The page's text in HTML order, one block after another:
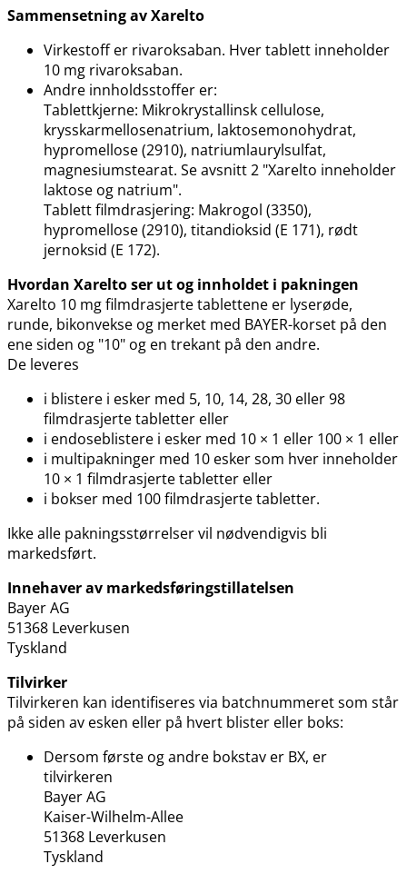
Sammensetning av Xarelto
Virkestoff er rivaroksaban. Hver tablett inneholder
10 mg rivaroksaban.
Andre innholdsstoffer er:
Tablettkjerne: Mikrokrystallinsk cellulose,
krysskarmellosenatrium, laktosemonohydrat,
hypromellose (2910), natriumlaurylsulfat,
magnesiumstearat. Se avsnitt 2 "Xarelto inneholder
laktose og natrium".
Tablett filmdrasjering: Makrogol (3350),
hypromellose (2910), titandioksid (E 171), rødt
jernoksid (E 172).
Hvordan Xarelto ser ut og innholdet i pakningen
Xarelto 10 mg filmdrasjerte tablettene er lyserøde,
runde, bikonvekse og merket med BAYER-korset på den
ene siden og "10" og en trekant på den andre.
De leveres
i blistere i esker med 5, 10, 14, 28, 30 eller 98
filmdrasjerte tabletter eller
i endoseblistere i esker med 10 × 1 eller 100 × 1 eller
i multipakninger med 10 esker som hver inneholder
10 × 1 filmdrasjerte tabletter eller
i bokser med 100 filmdrasjerte tabletter.
Ikke alle pakningsstørrelser vil nødvendigvis bli
markedsført.
Innehaver av markedsføringstillatelsen
Bayer AG
51368 Leverkusen
Tyskland
Tilvirker
Tilvirkeren kan identifiseres via batchnummeret som står
på siden av esken eller på hvert blister eller boks:
Dersom første og andre bokstav er BX, er
tilvirkeren
Bayer AG
Kaiser-Wilhelm-Allee
51368 Leverkusen
Tyskland